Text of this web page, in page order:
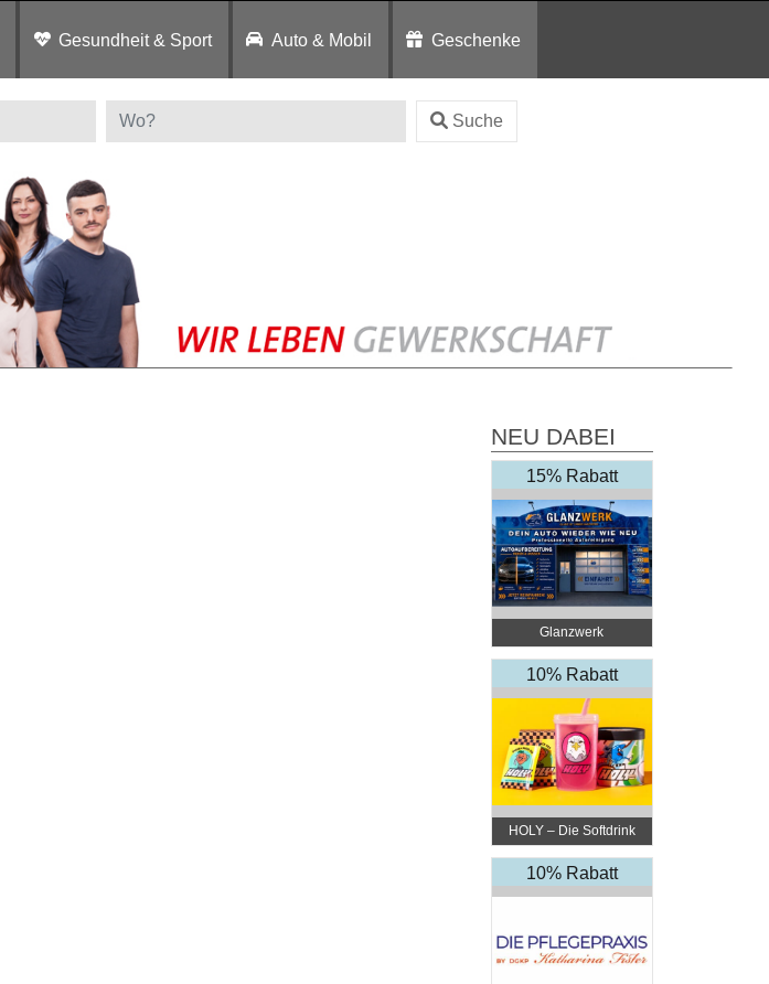
Gesundheit & Sport Auto & Mobil Geschenke
Suche
NEU DABEI
15% Rabatt
Glanzwerk
Autoreinigung
10% Rabatt
HOLY – Die Softdrink
Revolution
10% Rabatt